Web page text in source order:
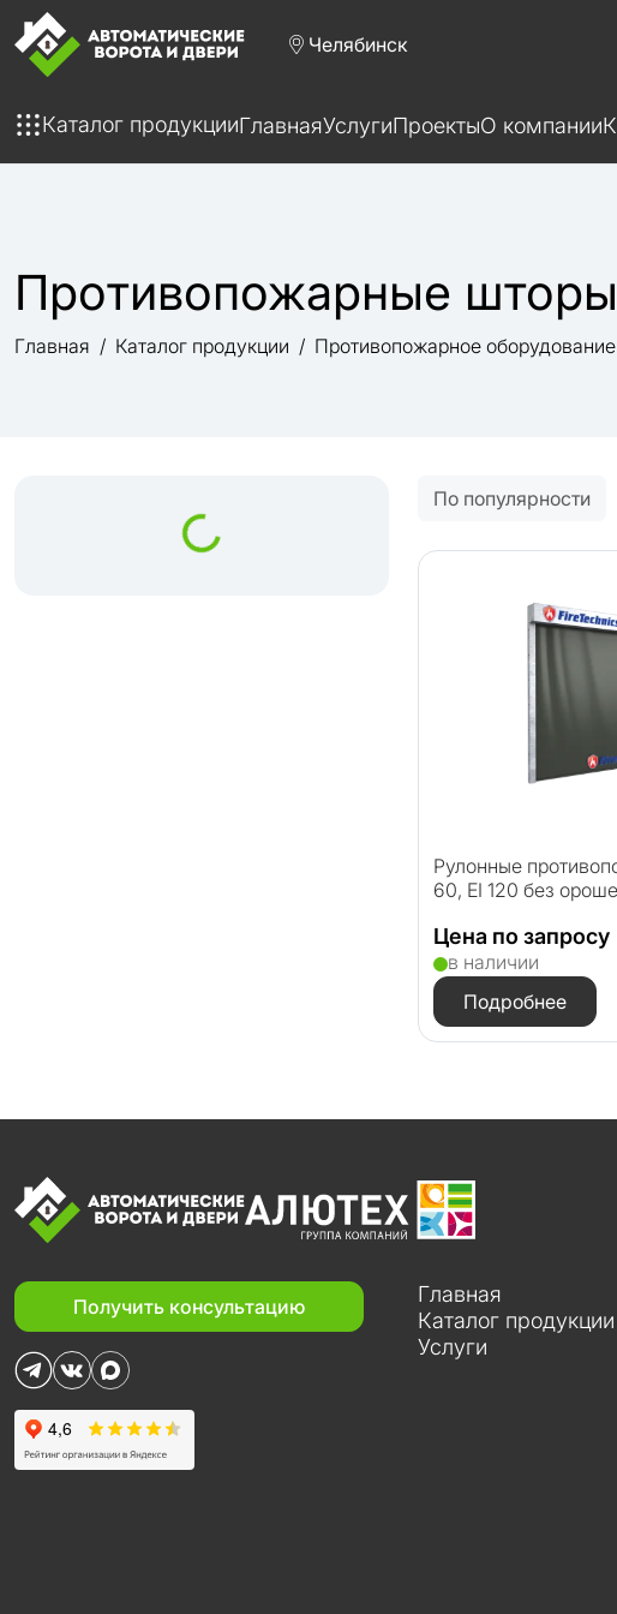
Челябинск
Каталог продукцииГлавнаяУслугиПроектыО компании
Противопожарные шторы
Главная Каталог продукции Противопожарное оборудование
По популярности
Рулонные
60, EI 120 без
Цена по запросу
в наличии
Подробнее
Получить консультацию
Главная
Каталог продукции
Услуги